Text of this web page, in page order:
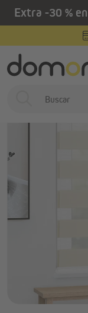
principal
Extra -30 %
Home Estores